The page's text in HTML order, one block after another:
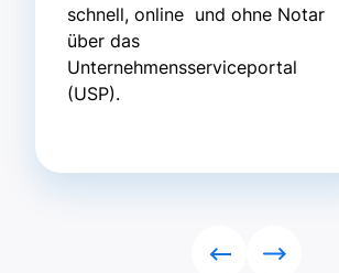
schnell, online und ohne Notar
über das
Unternehmensserviceportal
(USP).
RückwärtsVorwärts